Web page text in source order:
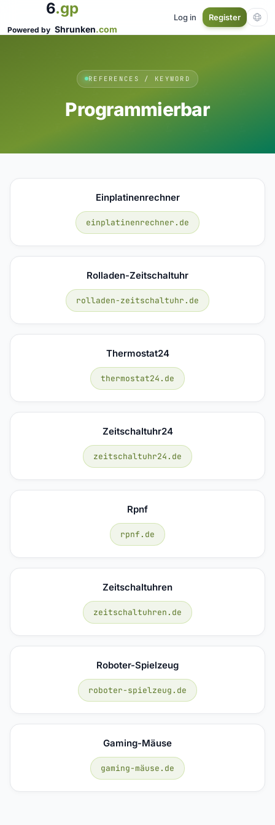
6.gp
Powered by Shrunken.com
Log in Register
REFERENCES / KEYWORD
Programmierbar
Einplatinenrechner
einplatinenrechner.de
Rolladen-Zeitschaltuhr
rolladen-zeitschaltuhr.de
Thermostat24
thermostat24.de
Zeitschaltuhr24
zeitschaltuhr24.de
Rpnf
rpnf.de
Zeitschaltuhren
zeitschaltuhren.de
Roboter-Spielzeug
roboter-spielzeug.de
Gaming-Mäuse
gaming-mäuse.de